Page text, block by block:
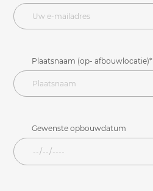
Plaatsnaam (op- afbouwlocatie)*
Gewenste opbouwdatum